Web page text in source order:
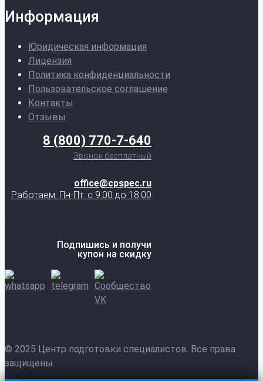
Информация
Юридическая информация
Лицензия
Политика конфиденциальности
Пользовательское соглашение
Контакты
Отзывы
8 (800) 770-7-640
Звонок бесплатный
office@cpspec.ru
Работаем: Пн-Пт: с 9:00 до 18:00
Подпишись и получи
купон на скидку
© 2025 Центр подготовки специалистов. Все права
защищены.